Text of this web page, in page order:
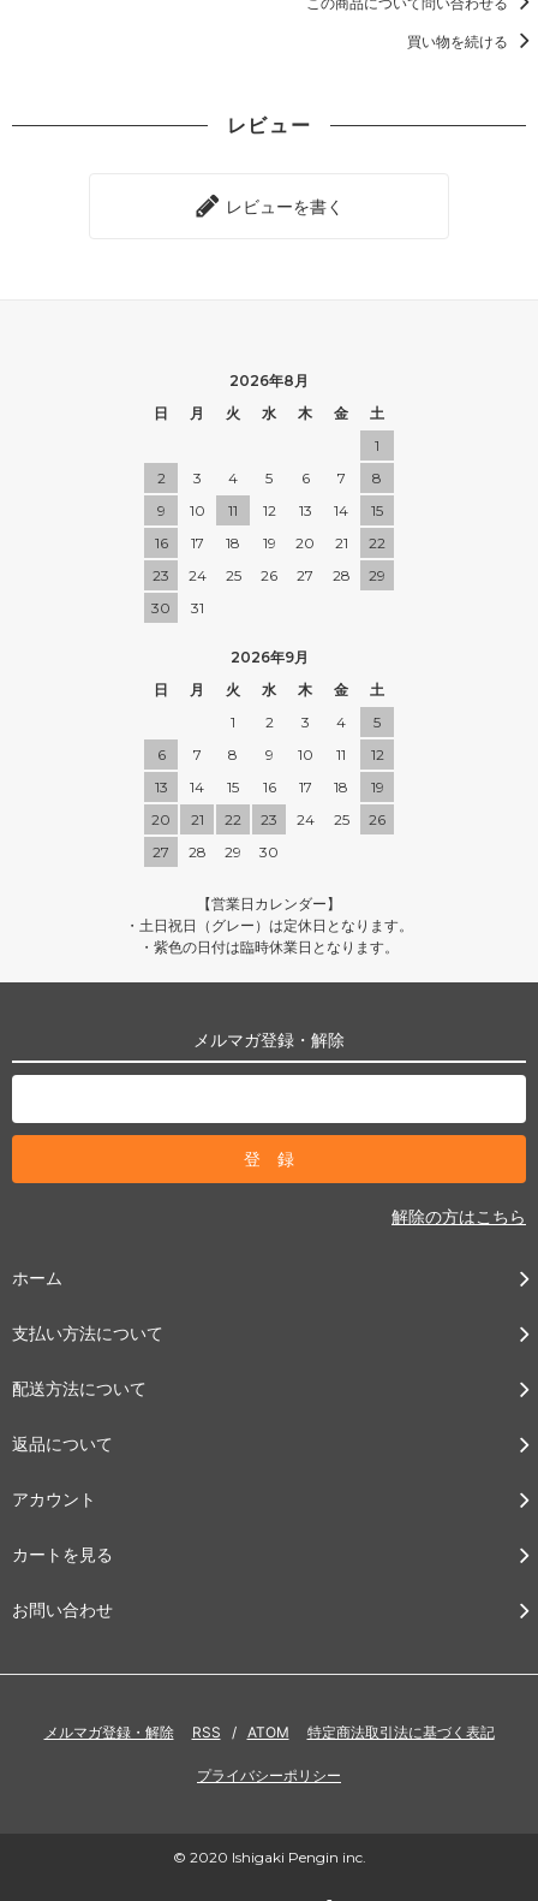
買い物を続ける
レビュー
レビューを書く
2026年8月
日
月 火 水 木 金
土
1
2
3 4 5 6 7
8
9
10 11 12 13 14
15
16
17 18 19 20 21
22
23
24 25 26 27 28
29
30
31
2026年9月
日
月 火 水 木 金
土
1
2 3 4
5
6
7 8 9 10 11
12
13
14 15 16 17 18
19
20
21 22 23 24 25
26
27
28 29 30
【営業日カレンダー】
・土日祝日（グレー）は定休日となります。
・紫色の日付は臨時休業日となります。
メルマガ登録・解除
解除の方はこちら
ホーム
支払い方法について
配送方法について
返品について
アカウント
カートを見る
お問い合わせ
メルマガ登録・解除 RSS / ATOM 特定商法取引法に基づく表記
プライバシーポリシー
© 2020 Ishigaki Pengin inc.